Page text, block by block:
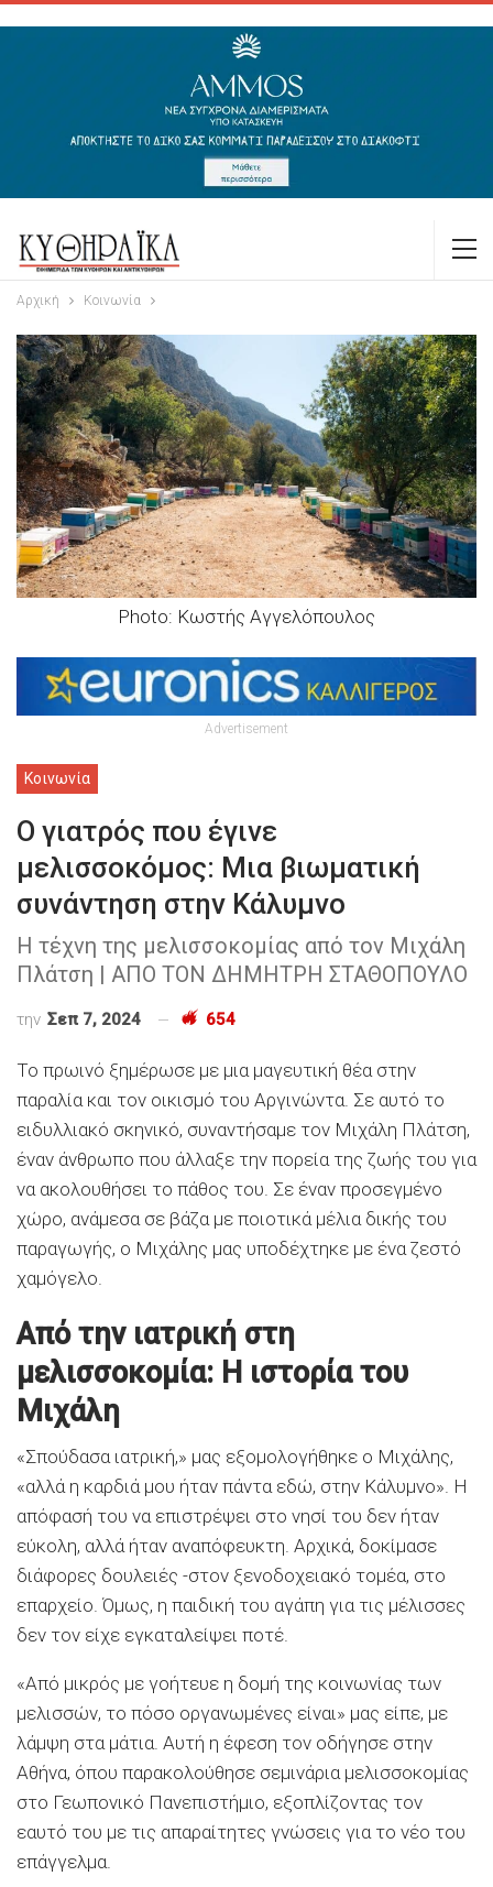
Αρχική Κοινωνία
Photo: Κωστής Αγγελόπουλος
Advertisement
Κοινωνία
Ο γιατρός που έγινε
μελισσοκόμος: Μια βιωματική
συνάντηση στην Κάλυμνο
Η τέχνη της μελισσοκομίας από τον Μιχάλη
Πλάτση | ΑΠΟ ΤΟΝ ΔΗΜΗΤΡΗ ΣΤΑΘΟΠΟΥΛΟ
την Σεπ 7, 2024 654
Το πρωινό ξημέρωσε με μια μαγευτική θέα στην
παραλία και τον οικισμό του Αργινώντα. Σε αυτό το
ειδυλλιακό σκηνικό, συναντήσαμε τον Μιχάλη Πλάτση,
έναν άνθρωπο που άλλαξε την πορεία της ζωής του για
να ακολουθήσει το πάθος του. Σε έναν προσεγμένο
χώρο, ανάμεσα σε βάζα με ποιοτικά μέλια δικής του
παραγωγής, ο Μιχάλης μας υποδέχτηκε με ένα ζεστό
χαμόγελο.
Από την ιατρική στη
μελισσοκομία: Η ιστορία του
Μιχάλη
«Σπούδασα ιατρική,» μας εξομολογήθηκε ο Μιχάλης,
«αλλά η καρδιά μου ήταν πάντα εδώ, στην Κάλυμνο». Η
απόφασή του να επιστρέψει στο νησί του δεν ήταν
εύκολη, αλλά ήταν αναπόφευκτη. Αρχικά, δοκίμασε
διάφορες δουλειές -στον ξενοδοχειακό τομέα, στο
επαρχείο. Όμως, η παιδική του αγάπη για τις μέλισσες
δεν τον είχε εγκαταλείψει ποτέ.
«Από μικρός με γοήτευε η δομή της κοινωνίας των
μελισσών, το πόσο οργανωμένες είναι» μας είπε, με
λάμψη στα μάτια. Αυτή η έφεση τον οδήγησε στην
Αθήνα, όπου παρακολούθησε σεμινάρια μελισσοκομίας
στο Γεωπονικό Πανεπιστήμιο, εξοπλίζοντας τον
εαυτό του με τις απαραίτητες γνώσεις για το νέο του
επάγγελμα.